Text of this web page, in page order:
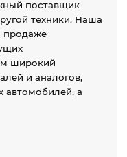
поставщик
техники. Наша
продаже
широкий
и аналогов,
автомобилей, а